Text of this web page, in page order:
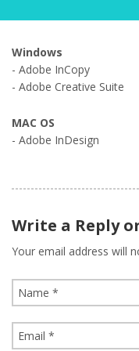
Windows
- Adobe InCopy
- Adobe Creative Suite
MAC OS
- Adobe InDesign
Write a Reply
Your email address will